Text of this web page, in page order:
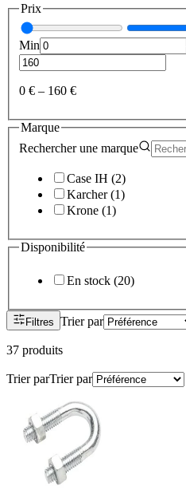
Prix
Min
0 € – 160 €
Marque
Rechercher une marque
Case IH (2)
Karcher(1)
Krone (1)
Disponibilité
En stock (20)
Filtres Trier par
37 produits
Trier parTrier par